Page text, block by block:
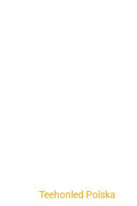
Teehonled Polska